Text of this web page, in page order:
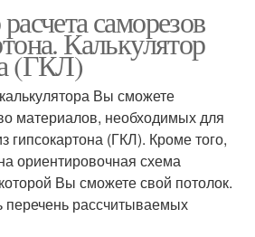
саморезов
Калькулятор
(ГКЛ)
Вы сможете
материалов, необходимых для
гипсокартона (ГКЛ). Кроме того,
ориентировочная схема
Вы сможете свой потолок.
перечень рассчитываемых